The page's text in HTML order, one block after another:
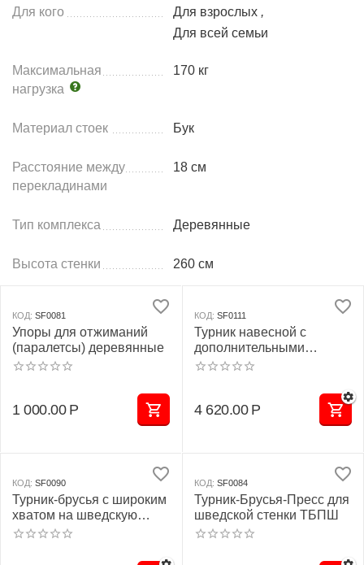
Для кого Для взрослых ,
Для всей семьи
Максимальная
нагрузка
170 кг
Материал стоек Бук
Расстояние между
перекладинами
18 см
Тип комплекса Деревянные
Высота стенки 260 см
КОД: SF0081
Упоры для отжиманий
(паралетсы) деревянные
1 000.00 Р
КОД: SF0111
Турник навесной c
дополнительными
хватами для шведской
4 620.00 Р
КОД: SF0090
Турник-брусья с широким
хватом на шведскую
стенку
КОД: SF0084
Турник-Брусья-Пресс для
шведской стенки ТБПШ